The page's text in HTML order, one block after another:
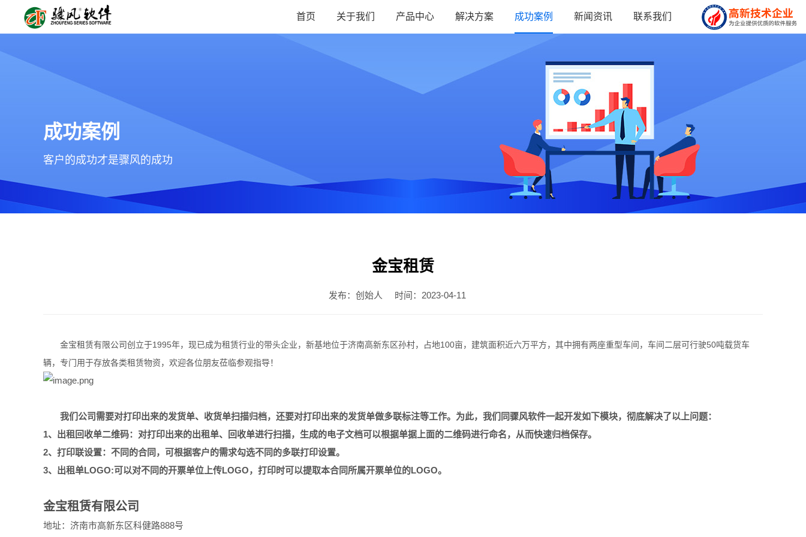
首页 关于我们 产品中心 解决方案 成功案例 新闻资讯 联系我们
成功案例
客户的成功才是骤风的成功
金宝租赁
发布：创始人 时间：2023-04-11
金宝租赁有限公司创立于1995年，现已成为租赁行业的带头企业，新基地位于济南高新东区孙村，占地100亩，建筑面积近六万平方，其中拥有两座重型车间，车间二层可行驶50吨载货车
辆，专门用于存放各类租赁物资，欢迎各位朋友莅临参观指导！
我们公司需要对打印出来的发货单、收货单扫描归档，还要对打印出来的发货单做多联标注等工作。为此，我们同骤风软件一起开发如下模块，彻底解决了以上问题：
1、出租回收单二维码：对打印出来的出租单、回收单进行扫描，生成的电子文档可以根据单据上面的二维码进行命名，从而快速归档保存。
2、打印联设置：不同的合同，可根据客户的需求勾选不同的多联打印设置。
3、出租单LOGO:可以对不同的开票单位上传LOGO，打印时可以提取本合同所属开票单位的LOGO。
金宝租赁有限公司
地址： 济南市高新东区科健路888号